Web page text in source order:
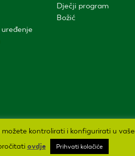
Dječji program
Božić
kontrolirati i konfigurirati u
ovdje Prihvati kolačiće